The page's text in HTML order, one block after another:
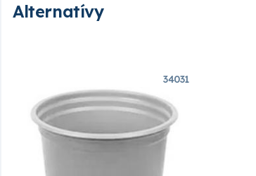
Alternatívy
34031